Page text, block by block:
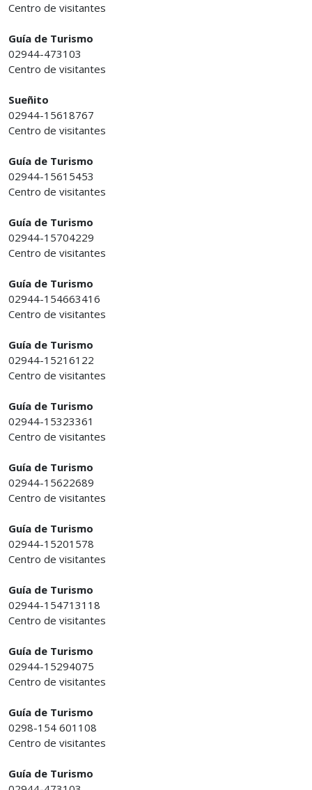
Centro de visitantes
Guía de Turismo
02944-473103
Centro de visitantes
Sueñito
02944-15618767
Centro de visitantes
Guía de Turismo
02944-15615453
Centro de visitantes
Guía de Turismo
02944-15704229
Centro de visitantes
Guía de Turismo
02944-154663416
Centro de visitantes
Guía de Turismo
02944-15216122
Centro de visitantes
Guía de Turismo
02944-15323361
Centro de visitantes
Guía de Turismo
02944-15622689
Centro de visitantes
Guía de Turismo
02944-15201578
Centro de visitantes
Guía de Turismo
02944-154713118
Centro de visitantes
Guía de Turismo
02944-15294075
Centro de visitantes
Guía de Turismo
0298-154 601108
Centro de visitantes
Guía de Turismo